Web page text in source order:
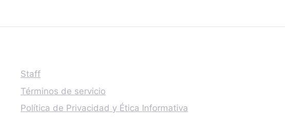
Staff
Términos de servicio
Política de Privacidad y Ética Informativa